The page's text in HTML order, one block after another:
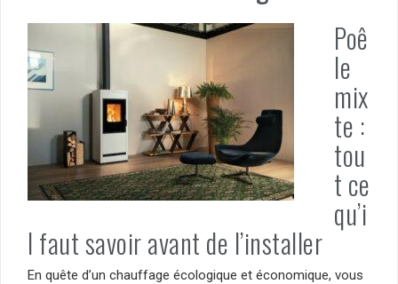
Poê
le
mix
te :
tou
t ce
qu’i
l faut savoir avant de l’installer
En quête d’un chauffage écologique et économique, vous